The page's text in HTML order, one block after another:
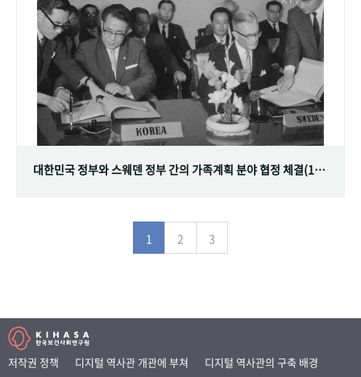
대한민국 정부와 스웨덴 정부 간의 가족계획 분야 협정 체결(1968.07.12)
1 2 3
저작권 정책 디지털 역사관 개관에 부쳐
디지털 역사관의 구축 배경